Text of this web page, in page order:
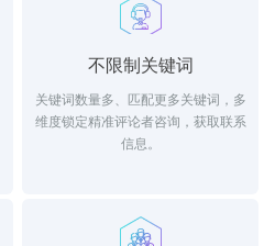
不限制关键词
关键词数量多、匹配更多关键词，多
维度锁定精准评论者咨询，获取联系
信息。